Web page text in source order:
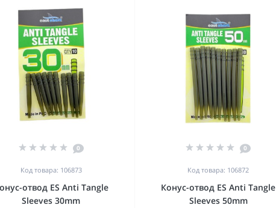
0
Код товара: 106873
отвод ES Anti Tangle
Sleeves 30mm
0
Код товара: 106872
Конус-отвод ES Anti Tangle
Sleeves 50mm